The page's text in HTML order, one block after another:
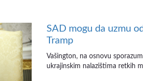
SAD mogu da uzmu
Tramp
Vašington, na osnovu
ukrajinskim nalazištima retkih